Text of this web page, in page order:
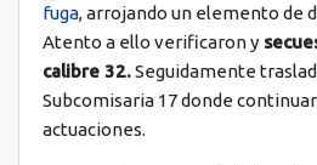
fuga, arrojando un elemento de
Atento a ello verificaron y
calibre 32.Seguidamente
Subcomisaria 17 donde
actuaciones.